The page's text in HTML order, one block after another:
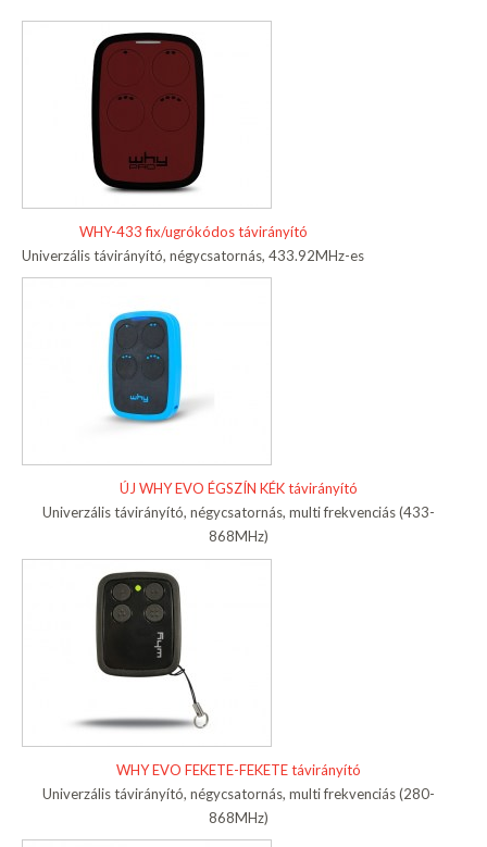
WHY-433 fix/ugrókódos távirányító
Univerzális távirányító, négycsatornás, 433.92MHz-es
ÚJ WHY EVO ÉGSZÍN KÉK távirányító
Univerzális távirányító, négycsatornás, multi frekvenciás (433-
868MHz)
WHY EVO FEKETE-FEKETE távirányító
Univerzális távirányító, négycsatornás, multi frekvenciás (280-
868MHz)